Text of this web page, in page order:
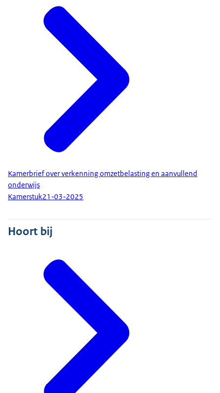
Kamerbrief over verkenning omzetbelasting en aanvullend
onderwijs
Kamerstuk21-03-2025
Hoort bij